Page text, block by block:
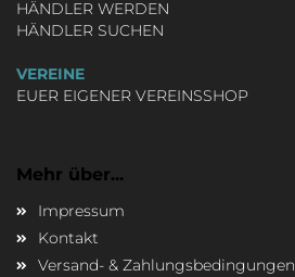
HÄNDLER WERDEN
HÄNDLER SUCHEN
VEREINE
EUER EIGENER VEREINSSHOP
Mehr über...
Impressum
Kontakt
Versand- & Zahlungsbedingungen